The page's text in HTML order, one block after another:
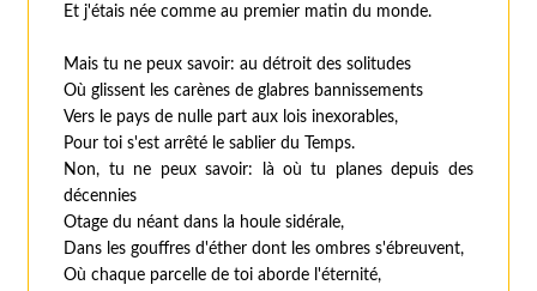
Et j'étais née comme au premier matin du monde.
Mais tu ne peux savoir: au détroit des solitudes
Où glissent les carènes de glabres bannissements
Vers le pays de nulle part aux lois inexorables,
Pour toi s'est arrêté le sablier du Temps.
Non, tu ne peux savoir: là où tu planes depuis des
décennies
Otage du néant dans la houle sidérale,
Dans les gouffres d'éther dont les ombres s'ébreuvent,
Où chaque parcelle de toi aborde l'éternité,